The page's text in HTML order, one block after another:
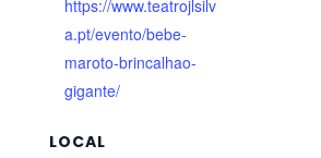
https://www.teatrojlsilv
a.pt/evento/bebe-
maroto-brincalhao-
gigante/
LOCAL